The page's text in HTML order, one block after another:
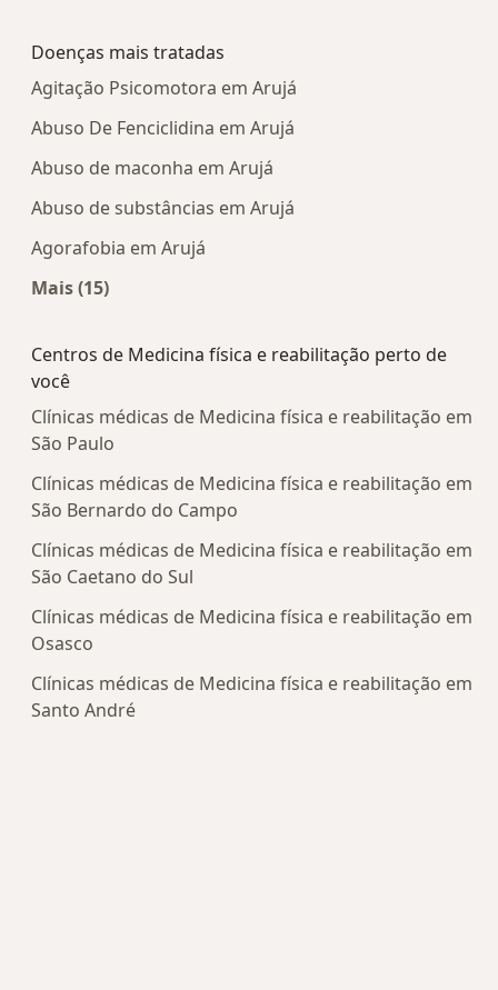
Doenças mais tratadas
Agitação Psicomotora em Arujá
Abuso De Fenciclidina em Arujá
Abuso de maconha em Arujá
Abuso de substâncias em Arujá
Agorafobia em Arujá
Mais (15)
Centros de Medicina física e reabilitação perto de
você
Clínicas médicas de Medicina física e reabilitação em
São Paulo
Clínicas médicas de Medicina física e reabilitação em
São Bernardo do Campo
Clínicas médicas de Medicina física e reabilitação em
São Caetano do Sul
Clínicas médicas de Medicina física e reabilitação em
Osasco
Clínicas médicas de Medicina física e reabilitação em
Santo André